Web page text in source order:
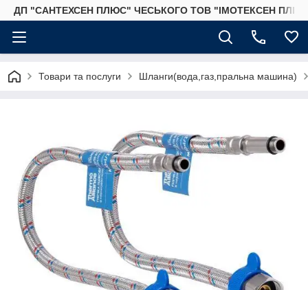
ДП "САНТЕХСЕН ПЛЮС" ЧЕСЬКОГО ТОВ "ІМОТЕКСЕН
Товари та послуги Шланги(вода,газ,пральна машина)